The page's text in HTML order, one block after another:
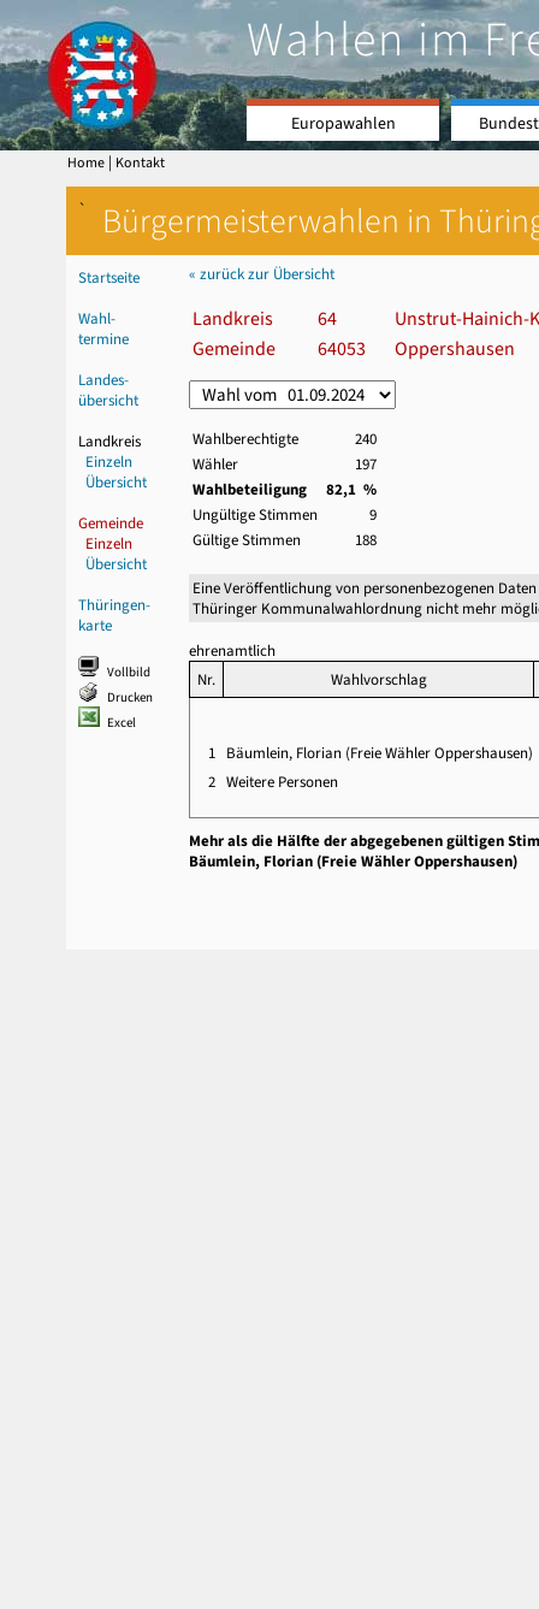
Wahlen im
Europawahlen
Home | Kontakt
` Bürgermeisterwahlen in
Startseite
Wahl-
termine
Landes-
übersicht
Landkreis
Einzeln
Übersicht
Gemeinde
Einzeln
Übersicht
Thüringen-
karte
Vollbild
Drucken
Excel
« zurück zur Übersicht
Landkreis 64
Unstrut-Hainich-
Gemeinde
64053 Oppershausen
Wahlberechtigte
240
Wähler
197
Wahlbeteiligung
82,1 %
Ungültige Stimmen
9
Gültige Stimmen
188
Eine Veröffentlichung von personenbezogenen
Thüringer Kommunalwahlordnung nicht mehr
ehrenamtlich
Nr.
Wahlvorschlag
1 Bäumlein, Florian (Freie Wähler Oppershausen)
2 Weitere Personen
Mehr als die Hälfte der abgegebenen gültigen
Bäumlein, Florian (Freie Wähler Oppershausen)